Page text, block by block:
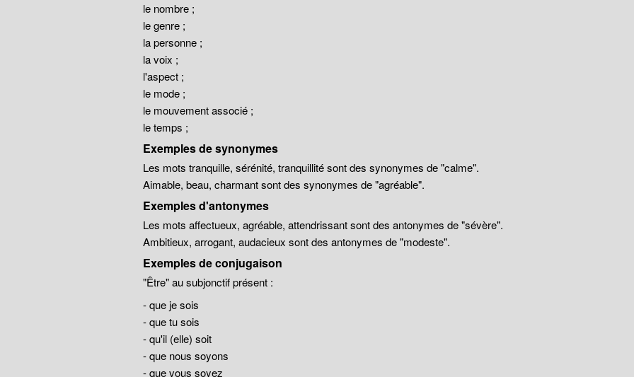
le nombre ;
le genre ;
la personne ;
la voix ;
l'aspect ;
le mode ;
le mouvement associé ;
le temps ;
Exemples de synonymes
Les mots tranquille, sérénité, tranquillité sont des synonymes de "calme".
Aimable, beau, charmant sont des synonymes de "agréable".
Exemples d'antonymes
Les mots affectueux, agréable, attendrissant sont des antonymes de "sévère".
Ambitieux, arrogant, audacieux sont des antonymes de "modeste".
Exemples de conjugaison
"Être" au subjonctif présent :
- que je sois
- que tu sois
- qu'il (elle) soit
- que nous soyons
- que vous soyez